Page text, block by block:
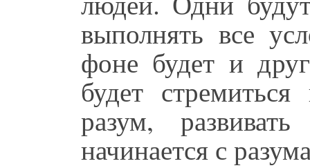
выполнять все
фоне будет и
будет
разум,
начинается с